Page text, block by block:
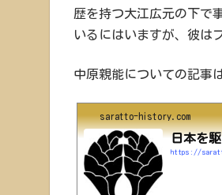
歴を持つ大江広元の下で
いるにはいますが、彼は
中原親能についての記事
saratto-history.com
日本を